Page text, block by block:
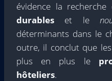
évidence la
durables et le
déterminants dans le
outre, il conclut que
plus en plus le
hôteliers.